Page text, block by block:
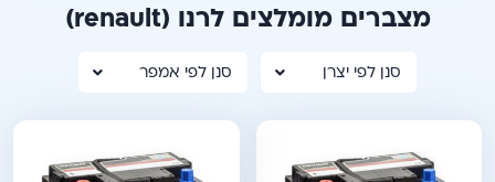
מצברים מומלצים לרנו (renault)
סנן לפי יצרן סנן לפי אמפר